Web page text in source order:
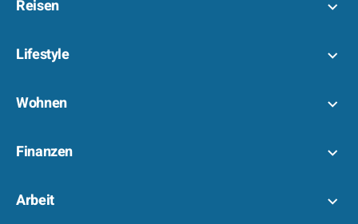
Reisen
Lifestyle
Wohnen
Finanzen
Arbeit